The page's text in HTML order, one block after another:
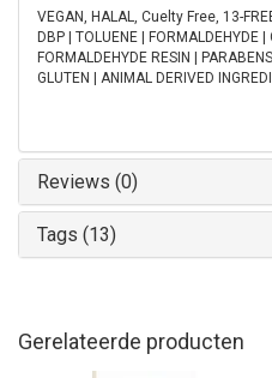
VEGAN, HALAL, Cuelty Free, 13-
DBP | TOLUENE | FORMALDEHYDE |
FORMALDEHYDE RESIN |
GLUTEN | ANIMAL DERIVED
Reviews (0)
Tags (13)
Gerelateerde producten